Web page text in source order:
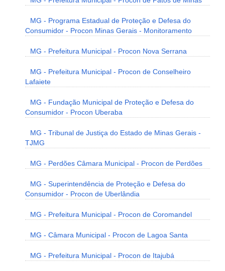
MG - Programa Estadual de Proteção e Defesa do
Consumidor - Procon Minas Gerais - Monitoramento
MG - Prefeitura Municipal - Procon Nova Serrana
MG - Prefeitura Municipal - Procon de Conselheiro
Lafaiete
MG - Fundação Municipal de Proteção e Defesa do
Consumidor - Procon Uberaba
MG - Tribunal de Justiça do Estado de Minas Gerais -
TJMG
MG - Perdões Câmara Municipal - Procon de Perdões
MG - Superintendência de Proteção e Defesa do
Consumidor - Procon de Uberlândia
MG - Prefeitura Municipal - Procon de Coromandel
MG - Câmara Municipal - Procon de Lagoa Santa
MG - Prefeitura Municipal - Procon de Itajubá